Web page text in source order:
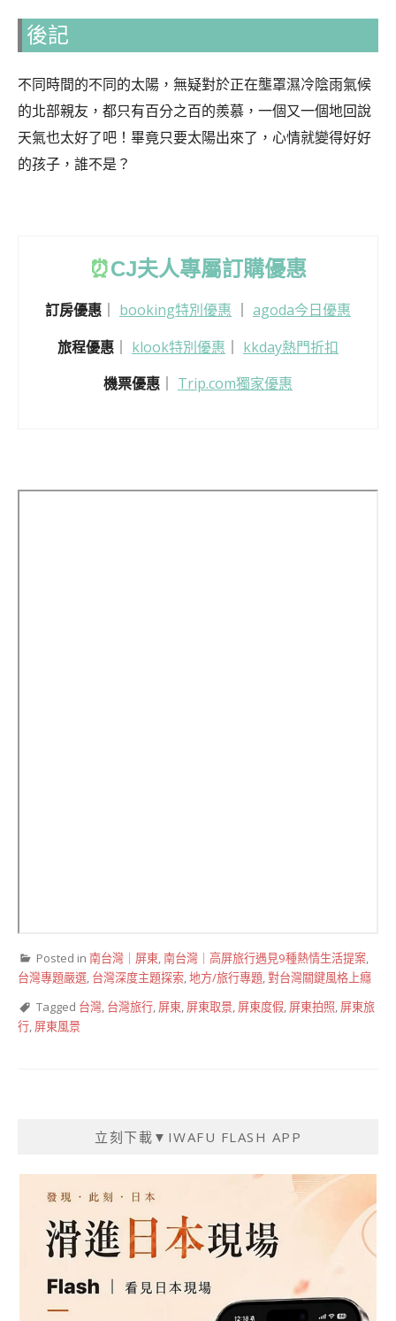
後記
不同時間的不同的太陽，無疑對於正在壟罩濕冷陰雨氣候
的北部親友，都只有百分之百的羨慕，一個又一個地回說
天氣也太好了吧！畢竟只要太陽出來了，心情就變得好好
的孩子，誰不是？
⏰CJ夫人專屬訂購優惠
訂房優惠 booking特別優惠
agoda今日優惠
旅程優惠 ｜ klook特別優惠 ｜ kkday熱門折扣
機票優惠
Trip.com獨家優惠
Posted in 南台灣｜屏東,南台灣｜高屏旅行遇見9種熱情生活提案,
台灣專題嚴選, 台灣深度主題探索,地方/旅行專題,對台灣關鍵風格上癮
Tagged 台灣, 台灣旅行, 屏東, 屏東取景, 屏東度假, 屏東拍照, 屏東旅
行, 屏東風景
立刻下載▼IWAFU FLASH APP